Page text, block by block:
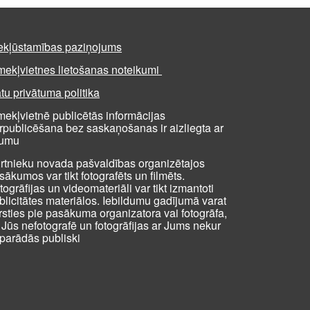
paziņojums
lietošanas noteikumi
privātuma politika
publicētās informācijas
bez saskaņošanas ir aizliegta ar
novada pašvaldības organizētajos
var tikt fotografēts un filmēts.
un videomateriāli var tikt izmantoti
materiālos. Iebildumu gadījumā varat
pie pasākuma organizatora vai fotogrāfa,
nefotografē un fotogrāfijas ar Jums nekur
publiski